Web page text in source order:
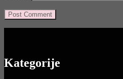
Kategorije